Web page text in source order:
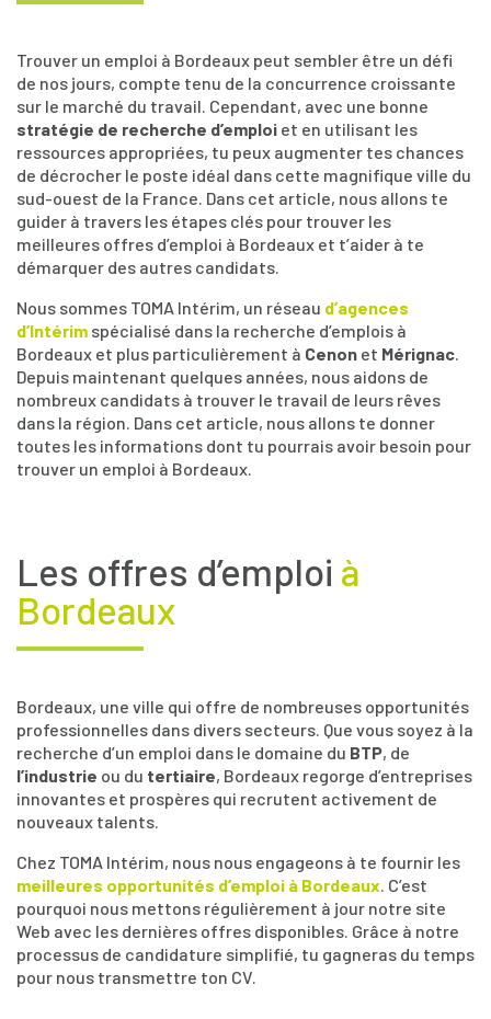
Trouver un emploi à Bordeaux peut sembler être un défi
de nos jours, compte tenu de la concurrence croissante
sur le marché du travail. Cependant, avec une bonne
stratégie de recherche d’emploi et en utilisant les
ressources appropriées, tu peux augmenter tes chances
de décrocher le poste idéal dans cette magnifique ville du
sud-ouest de la France. Dans cet article, nous allons te
guider à travers les étapes clés pour trouver les
meilleures offres d’emploi à Bordeaux et t’aider à te
démarquer des autres candidats.
Nous sommes TOMA Intérim, un réseau d’agences
d’Intérim spécialisé dans la recherche d’emplois à
Bordeaux et plus particulièrement à Cenon et Mérignac.
Depuis maintenant quelques années, nous aidons de
nombreux candidats à trouver le travail de leurs rêves
dans la région. Dans cet article, nous allons te donner
toutes les informations dont tu pourrais avoir besoin pour
trouver un emploi à Bordeaux.
Les offres d’emploi à
Bordeaux
Bordeaux, une ville qui offre de nombreuses opportunités
professionnelles dans divers secteurs. Que vous soyez à la
recherche d’un emploi dans le domaine du BTP, de
l’industrie ou du tertiaire, Bordeaux regorge d’entreprises
innovantes et prospères qui recrutent activement de
nouveaux talents.
Chez TOMA Intérim, nous nous engageons à te fournir les
meilleures opportunités d’emploi à Bordeaux. C’est
pourquoi nous mettons régulièrement à jour notre site
Web avec les dernières offres disponibles. Grâce à notre
processus de candidature simplifié, tu gagneras du temps
pour nous transmettre ton CV.